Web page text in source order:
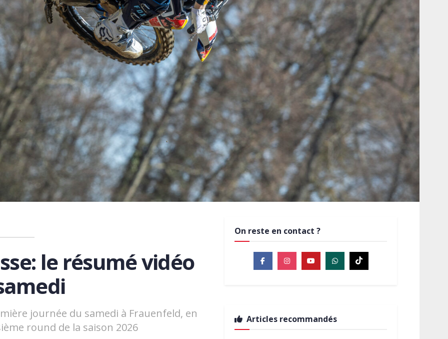
le résumé vidéo
journée du samedi à Frauenfeld, en
round de la saison 2026
On reste en contact ?
Articles recommandés